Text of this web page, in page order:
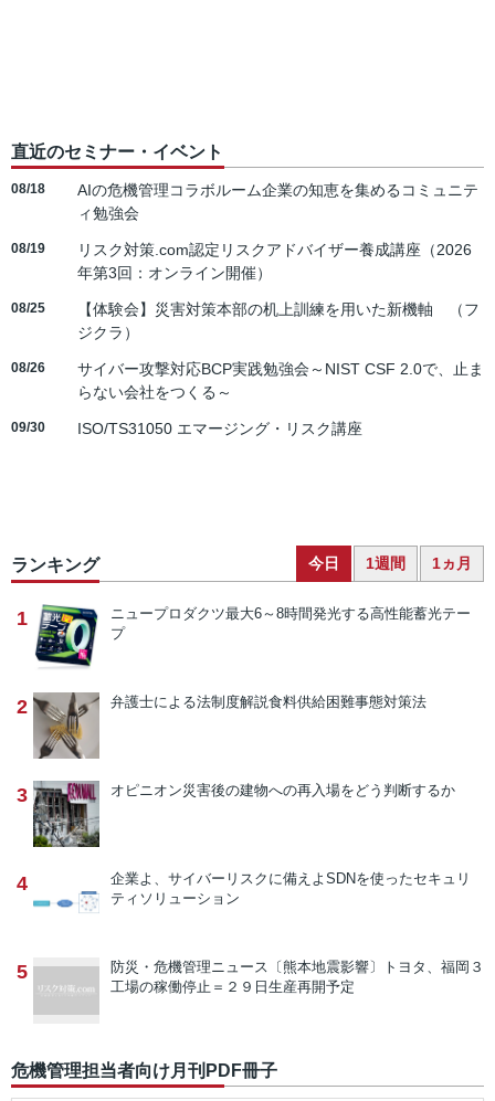
直近のセミナー・イベント
08/18
AIの危機管理コラボルーム企業の知恵を集めるコミュニテ
ィ勉強会
08/19
リスク対策.com認定リスクアドバイザー養成講座（2026
年第3回：オンライン開催）
08/25
【体験会】災害対策本部の机上訓練を用いた新機軸 （フ
ジクラ）
08/26
サイバー攻撃対応BCP実践勉強会～NIST CSF 2.0で、止ま
らない会社をつくる～
09/30 ISO/TS31050 エマージング・リスク講座
ランキング 今日 1週間 1ヵ月
1 ニュープロダクツ最大6～8時間発光する高性能蓄光テー
プ
2 弁護士による法制度解説食料供給困難事態対策法
3 オピニオン災害後の建物への再入場をどう判断するか
4 企業よ、サイバーリスクに備えよ SDNを使ったセキュリ
ティソリューション
5 防災・危機管理ニュース 〔熊本地震影響〕トヨタ、福岡３
工場の稼働停止＝２９日生産再開予定
危機管理担当者向け月刊PDF冊子